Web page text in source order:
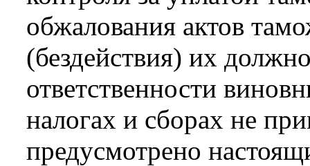
обжалования актов
(бездействия) их
ответственности
налогах и сборах не
предусмотрено